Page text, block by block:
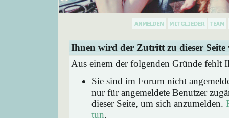
Ihnen wird der Zutritt zu dieser Seite
Aus einem der folgenden Gründe fehlt
Sie sind im Forum nicht
nur für angemeldete Benutzer
dieser Seite, um sich anzumelden.
tun.